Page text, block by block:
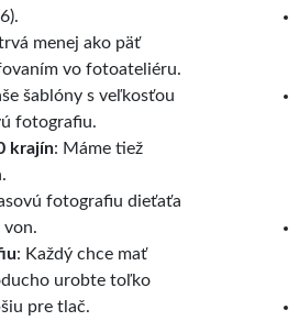
menej ako päť
vo fotoateliéru.
šablóny s veľkosťou
fotografiu.
krajín: Máme tiež
fotografiu dieťaťa
von.
: Každý chce mať
urobte toľko
pre tlač.